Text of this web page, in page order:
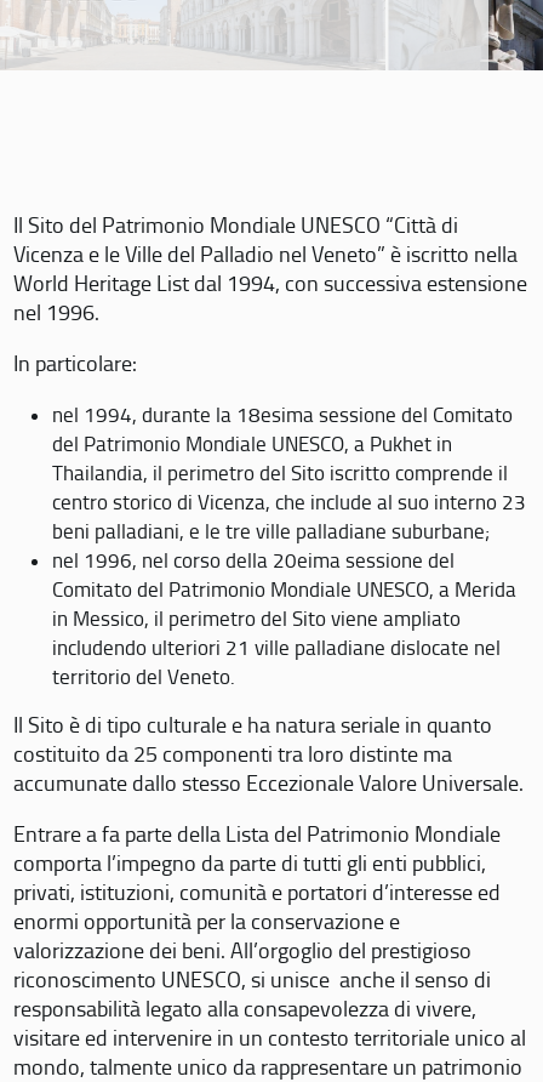
Il Sito del Patrimonio Mondiale UNESCO “Città di
Vicenza e le Ville del Palladio nel Veneto” è iscritto nella
World Heritage List dal 1994, con successiva estensione
nel 1996.
In particolare:
nel 1994, durante la 18esima sessione del Comitato
del Patrimonio Mondiale UNESCO, a Pukhet in
Thailandia, il perimetro del Sito iscritto comprende il
centro storico di Vicenza, che include al suo interno 23
beni palladiani, e le tre ville palladiane suburbane;
nel 1996, nel corso della 20eima sessione del
Comitato del Patrimonio Mondiale UNESCO, a Merida
in Messico, il perimetro del Sito viene ampliato
includendo ulteriori 21 ville palladiane dislocate nel
territorio del Veneto.
Il Sito è di tipo culturale e ha natura seriale in quanto
costituito da 25 componenti tra loro distinte ma
accumunate dallo stesso Eccezionale Valore Universale.
Entrare a fa parte della Lista del Patrimonio Mondiale
comporta l’impegno da parte di tutti gli enti pubblici,
privati, istituzioni, comunità e portatori d’interesse ed
enormi opportunità per la conservazione e
valorizzazione dei beni. All’orgoglio del prestigioso
riconoscimento UNESCO, si unisce anche il senso di
responsabilità legato alla consapevolezza di vivere,
visitare ed intervenire in un contesto territoriale unico al
mondo, talmente unico da rappresentare un patrimonio